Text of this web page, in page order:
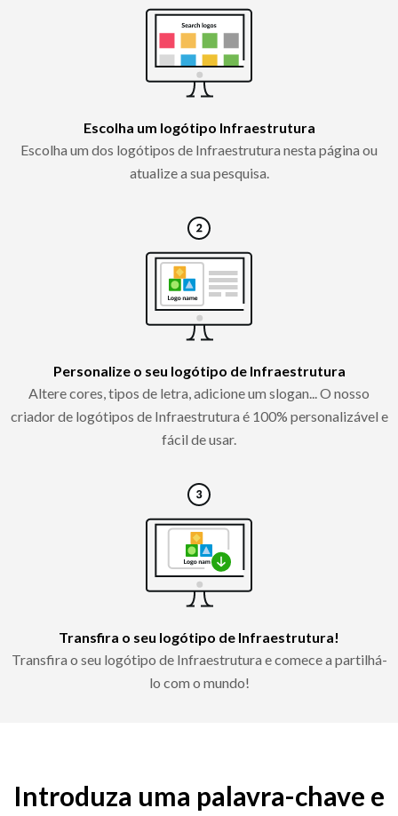
Escolha um logótipo Infraestrutura
Escolha um dos logótipos de Infraestrutura nesta página ou
atualize a sua pesquisa.
Personalize o seu logótipo de Infraestrutura
Altere cores, tipos de letra, adicione um slogan... O nosso
criador de logótipos de Infraestrutura é 100% personalizável e
fácil de usar.
Transfira o seu logótipo de Infraestrutura!
Transfira o seu logótipo de Infraestrutura e comece a partilhá-
lo com o mundo!
Introduza uma palavra-chave e